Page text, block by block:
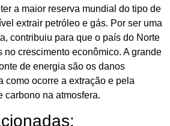
a maior reserva mundial do tipo de
extrair petróleo e gás. Por ser uma
contribuiu para que o país do Norte
no crescimento econômico. A grande
de energia são os danos
como ocorre a extração e pela
carbono na atmosfera.